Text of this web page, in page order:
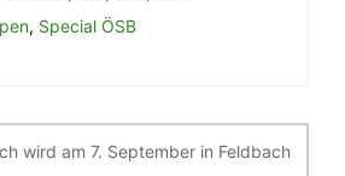
, Special ÖSB
wird am 7. September in Feldbach